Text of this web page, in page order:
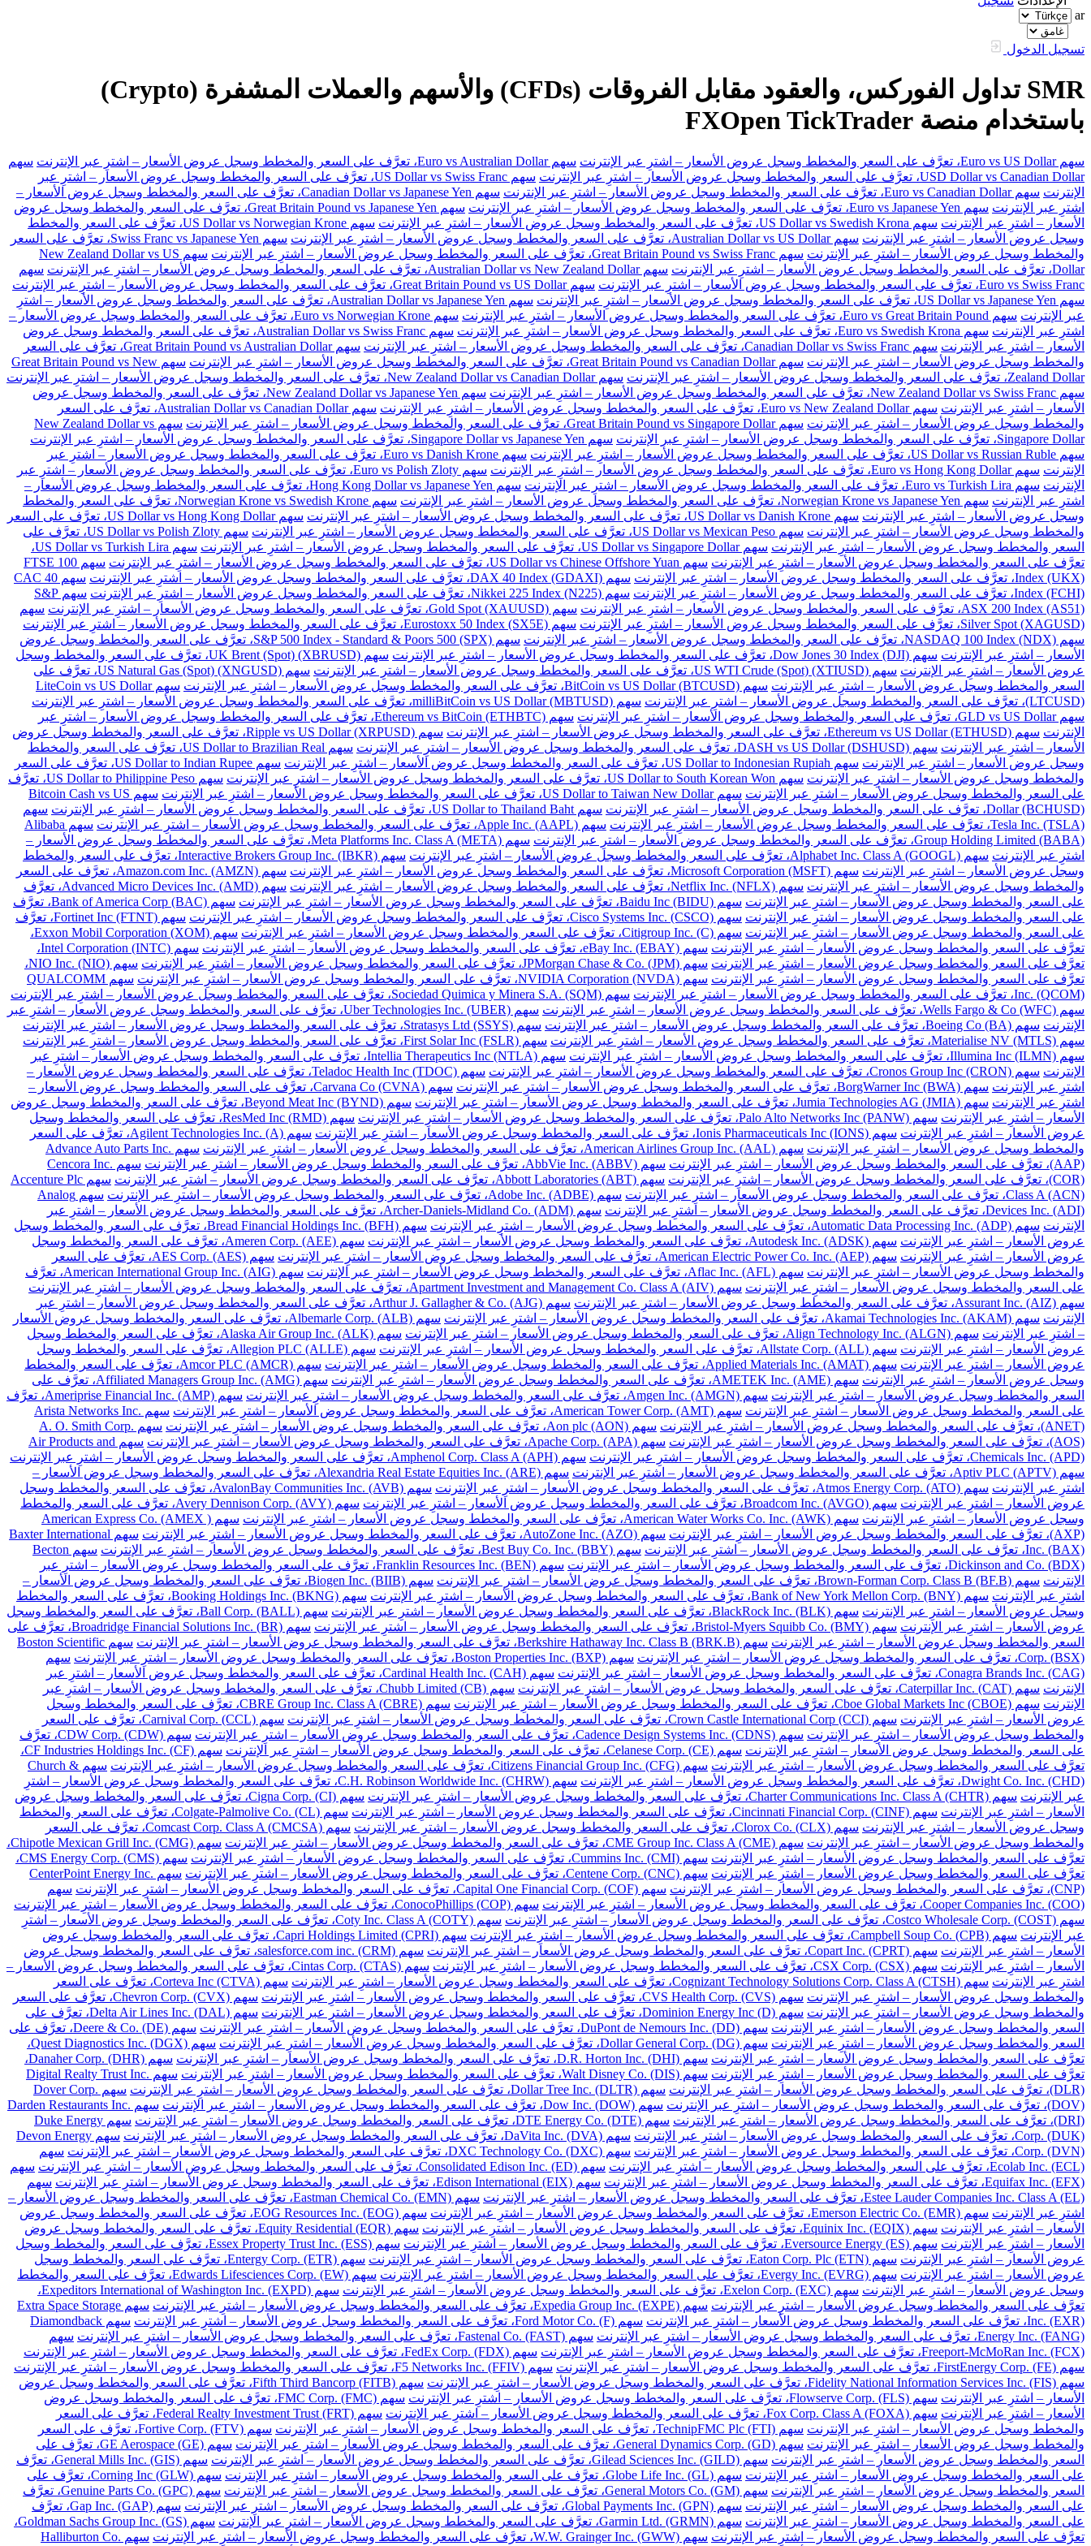
ar
تسجيل الدخول
SMR تداول الفوركس، والعقود مقابل الفروقات (CFDs) والأسهم والعملات المشفرة (Crypto)
باستخدام منصة FXOpen TickTrader
سهم Euro vs US Dollar، تعرَّف على السعر والمخطط وسجل عروض الأسعار – اشترِ عبر الإنترنت سهم Euro vs Australian Dollar، تعرَّف على السعر والمخطط وسجل عروض الأسعار – اشترِ عبر الإنترنت
سهم
USD Dollar vs Canadian Dollar، تعرَّف على السعر والمخطط وسجل عروض الأسعار – اشترِ عبر الإنترنت
سهم US Dollar vs Swiss Franc، تعرَّف على السعر والمخطط وسجل عروض الأسعار – اشترِ عبر
الإنترنت سهم Euro vs Canadian Dollar، تعرَّف على السعر والمخطط وسجل عروض الأسعار – اشترِ عبر الإنترنت
سهم Canadian Dollar vs Japanese Yen، تعرَّف على السعر والمخطط وسجل عروض الأسعار –
اشترِ عبر الإنترنت سهم Euro vs Japanese Yen، تعرَّف على السعر والمخطط وسجل عروض الأسعار – اشترِ عبر الإنترنت
سهم Great Britain Pound vs Japanese Yen، تعرَّف على السعر والمخطط وسجل عروض
الأسعار – اشترِ عبر الإنترنت سهم US Dollar vs Swedish Krona، تعرَّف على السعر والمخطط وسجل عروض الأسعار – اشترِ عبر الإنترنت
سهم US Dollar vs Norwegian Krone، تعرَّف على السعر والمخطط
وسجل عروض الأسعار – اشترِ عبر الإنترنت سهم Australian Dollar vs US Dollar، تعرَّف على السعر والمخطط وسجل عروض الأسعار – اشترِ عبر الإنترنت
سهم Swiss Franc vs Japanese Yen، تعرَّف على السعر
والمخطط وسجل عروض الأسعار – اشترِ عبر الإنترنت سهم Great Britain Pound vs Swiss Franc، تعرَّف على السعر والمخطط وسجل عروض الأسعار – اشترِ عبر الإنترنت
سهم New Zealand Dollar vs US
Dollar، تعرَّف على السعر والمخطط وسجل عروض الأسعار – اشترِ عبر الإنترنت
سهم Australian Dollar vs New Zealand Dollar، تعرَّف على السعر والمخطط وسجل عروض الأسعار – اشترِ عبر الإنترنت
سهم
Euro vs Swiss Franc، تعرَّف على السعر والمخطط وسجل عروض الأسعار – اشترِ عبر الإنترنت
سهم Great Britain Pound vs US Dollar، تعرَّف على السعر والمخطط وسجل عروض الأسعار – اشترِ عبر الإنترنت
سهم US Dollar vs Japanese Yen، تعرَّف على السعر والمخطط وسجل عروض الأسعار – اشترِ عبر الإنترنت
سهم Australian Dollar vs Japanese Yen، تعرَّف على السعر والمخطط وسجل عروض الأسعار – اشترِ
عبر الإنترنت سهم Euro vs Great Britain Pound، تعرَّف على السعر والمخطط وسجل عروض الأسعار – اشترِ عبر الإنترنت
سهم Euro vs Norwegian Krone، تعرَّف على السعر والمخطط وسجل عروض الأسعار –
اشترِ عبر الإنترنت سهم Euro vs Swedish Krona، تعرَّف على السعر والمخطط وسجل عروض الأسعار – اشترِ عبر الإنترنت
سهم Australian Dollar vs Swiss Franc، تعرَّف على السعر والمخطط وسجل عروض
الأسعار – اشترِ عبر الإنترنت سهم Canadian Dollar vs Swiss Franc، تعرَّف على السعر والمخطط وسجل عروض الأسعار – اشترِ عبر الإنترنت
سهم Great Britain Pound vs Australian Dollar، تعرَّف على السعر
والمخطط وسجل عروض الأسعار – اشترِ عبر الإنترنت سهم Great Britain Pound vs Canadian Dollar، تعرَّف على السعر والمخطط وسجل عروض الأسعار – اشترِ عبر الإنترنت
سهم Great Britain Pound vs New
Zealand Dollar، تعرَّف على السعر والمخطط وسجل عروض الأسعار – اشترِ عبر الإنترنت
سهم New Zealand Dollar vs Canadian Dollar، تعرَّف على السعر والمخطط وسجل عروض الأسعار – اشترِ عبر الإنترنت
سهم New Zealand Dollar vs Swiss Franc، تعرَّف على السعر والمخطط وسجل عروض الأسعار – اشترِ عبر الإنترنت
سهم New Zealand Dollar vs Japanese Yen، تعرَّف على السعر والمخطط وسجل عروض
الأسعار – اشترِ عبر الإنترنت سهم Euro vs New Zealand Dollar، تعرَّف على السعر والمخطط وسجل عروض الأسعار – اشترِ عبر الإنترنت
سهم Australian Dollar vs Canadian Dollar، تعرَّف على السعر
والمخطط وسجل عروض الأسعار – اشترِ عبر الإنترنت سهم Great Britain Pound vs Singapore Dollar، تعرَّف على السعر والمخطط وسجل عروض الأسعار – اشترِ عبر الإنترنت
سهم New Zealand Dollar vs
Singapore Dollar، تعرَّف على السعر والمخطط وسجل عروض الأسعار – اشترِ عبر الإنترنت
سهم Singapore Dollar vs Japanese Yen، تعرَّف على السعر والمخطط وسجل عروض الأسعار – اشترِ عبر الإنترنت
سهم US Dollar vs Russian Ruble، تعرَّف على السعر والمخطط وسجل عروض الأسعار – اشترِ عبر الإنترنت
سهم Euro vs Danish Krone، تعرَّف على السعر والمخطط وسجل عروض الأسعار – اشترِ عبر
الإنترنت سهم Euro vs Hong Kong Dollar، تعرَّف على السعر والمخطط وسجل عروض الأسعار – اشترِ عبر الإنترنت
سهم Euro vs Polish Zloty، تعرَّف على السعر والمخطط وسجل عروض الأسعار – اشترِ عبر
الإنترنت سهم Euro vs Turkish Lira، تعرَّف على السعر والمخطط وسجل عروض الأسعار – اشترِ عبر الإنترنت
سهم Hong Kong Dollar vs Japanese Yen، تعرَّف على السعر والمخطط وسجل عروض الأسعار –
اشترِ عبر الإنترنت سهم Norwegian Krone vs Japanese Yen، تعرَّف على السعر والمخطط وسجل عروض الأسعار – اشترِ عبر الإنترنت
سهم Norwegian Krone vs Swedish Krone، تعرَّف على السعر والمخطط
وسجل عروض الأسعار – اشترِ عبر الإنترنت سهم US Dollar vs Danish Krone، تعرَّف على السعر والمخطط وسجل عروض الأسعار – اشترِ عبر الإنترنت
سهم US Dollar vs Hong Kong Dollar، تعرَّف على السعر
والمخطط وسجل عروض الأسعار – اشترِ عبر الإنترنت سهم US Dollar vs Mexican Peso، تعرَّف على السعر والمخطط وسجل عروض الأسعار – اشترِ عبر الإنترنت
سهم US Dollar vs Polish Zloty، تعرَّف على
السعر والمخطط وسجل عروض الأسعار – اشترِ عبر الإنترنت سهم US Dollar vs Singapore Dollar، تعرَّف على السعر والمخطط وسجل عروض الأسعار – اشترِ عبر الإنترنت
سهم US Dollar vs Turkish Lira،
تعرَّف على السعر والمخطط وسجل عروض الأسعار – اشترِ عبر الإنترنت سهم US Dollar vs Chinese Offshore Yuan، تعرَّف على السعر والمخطط وسجل عروض الأسعار – اشترِ عبر الإنترنت
سهم FTSE 100
Index (UKX)، تعرَّف على السعر والمخطط وسجل عروض الأسعار – اشترِ عبر الإنترنت
سهم DAX 40 Index (GDAXI)، تعرَّف على السعر والمخطط وسجل عروض الأسعار – اشترِ عبر الإنترنت
سهم CAC 40
Index (FCHI)، تعرَّف على السعر والمخطط وسجل عروض الأسعار – اشترِ عبر الإنترنت
سهم Nikkei 225 Index (N225)، تعرَّف على السعر والمخطط وسجل عروض الأسعار – اشترِ عبر الإنترنت
سهم S&P
ASX 200 Index (AS51)، تعرَّف على السعر والمخطط وسجل عروض الأسعار – اشترِ عبر الإنترنت
سهم Gold Spot (XAUUSD)، تعرَّف على السعر والمخطط وسجل عروض الأسعار – اشترِ عبر الإنترنت
سهم
Silver Spot (XAGUSD)، تعرَّف على السعر والمخطط وسجل عروض الأسعار – اشترِ عبر الإنترنت
سهم Eurostoxx 50 Index (SX5E)، تعرَّف على السعر والمخطط وسجل عروض الأسعار – اشترِ عبر الإنترنت
سهم NASDAQ 100 Index (NDX)، تعرَّف على السعر والمخطط وسجل عروض الأسعار – اشترِ عبر الإنترنت
سهم S&P 500 Index - Standard & Poors 500 (SPX)، تعرَّف على السعر والمخطط وسجل عروض
الأسعار – اشترِ عبر الإنترنت سهم Dow Jones 30 Index (DJI)، تعرَّف على السعر والمخطط وسجل عروض الأسعار – اشترِ عبر الإنترنت
سهم UK Brent (Spot) (XBRUSD)، تعرَّف على السعر والمخطط وسجل
عروض الأسعار – اشترِ عبر الإنترنت سهم US WTI Crude (Spot) (XTIUSD)، تعرَّف على السعر والمخطط وسجل عروض الأسعار – اشترِ عبر الإنترنت
سهم US Natural Gas (Spot) (XNGUSD)، تعرَّف على
السعر والمخطط وسجل عروض الأسعار – اشترِ عبر الإنترنت سهم BitCoin vs US Dollar (BTCUSD)، تعرَّف على السعر والمخطط وسجل عروض الأسعار – اشترِ عبر الإنترنت
سهم LiteCoin vs US Dollar
(LTCUSD)، تعرَّف على السعر والمخطط وسجل عروض الأسعار – اشترِ عبر الإنترنت
سهم milliBitCoin vs US Dollar (MBTUSD)، تعرَّف على السعر والمخطط وسجل عروض الأسعار – اشترِ عبر الإنترنت
سهم GLD vs US Dollar، تعرَّف على السعر والمخطط وسجل عروض الأسعار – اشترِ عبر الإنترنت
سهم Ethereum vs BitCoin (ETHBTC)، تعرَّف على السعر والمخطط وسجل عروض الأسعار – اشترِ عبر
الإنترنت سهم Ethereum vs US Dollar (ETHUSD)، تعرَّف على السعر والمخطط وسجل عروض الأسعار – اشترِ عبر الإنترنت
سهم Ripple vs US Dollar (XRPUSD)، تعرَّف على السعر والمخطط وسجل عروض
الأسعار – اشترِ عبر الإنترنت سهم DASH vs US Dollar (DSHUSD)، تعرَّف على السعر والمخطط وسجل عروض الأسعار – اشترِ عبر الإنترنت
سهم US Dollar to Brazilian Real، تعرَّف على السعر والمخطط
وسجل عروض الأسعار – اشترِ عبر الإنترنت سهم US Dollar to Indonesian Rupiah، تعرَّف على السعر والمخطط وسجل عروض الأسعار – اشترِ عبر الإنترنت
سهم US Dollar to Indian Rupee، تعرَّف على السعر
والمخطط وسجل عروض الأسعار – اشترِ عبر الإنترنت سهم US Dollar to South Korean Won، تعرَّف على السعر والمخطط وسجل عروض الأسعار – اشترِ عبر الإنترنت
سهم US Dollar to Philippine Peso، تعرَّف
على السعر والمخطط وسجل عروض الأسعار – اشترِ عبر الإنترنت سهم US Dollar to Taiwan New Dollar، تعرَّف على السعر والمخطط وسجل عروض الأسعار – اشترِ عبر الإنترنت
سهم Bitcoin Cash vs US
Dollar (BCHUSD)، تعرَّف على السعر والمخطط وسجل عروض الأسعار – اشترِ عبر الإنترنت
سهم US Dollar to Thailand Baht، تعرَّف على السعر والمخطط وسجل عروض الأسعار – اشترِ عبر الإنترنت
سهم
Tesla Inc. (TSLA)، تعرَّف على السعر والمخطط وسجل عروض الأسعار – اشترِ عبر الإنترنت
سهم Apple Inc. (AAPL)، تعرَّف على السعر والمخطط وسجل عروض الأسعار – اشترِ عبر الإنترنت
سهم Alibaba
Group Holding Limited (BABA)، تعرَّف على السعر والمخطط وسجل عروض الأسعار – اشترِ عبر الإنترنت
سهم Meta Platforms Inc. Class A (META)، تعرَّف على السعر والمخطط وسجل عروض الأسعار –
اشترِ عبر الإنترنت سهم Alphabet Inc. Class A (GOOGL)، تعرَّف على السعر والمخطط وسجل عروض الأسعار – اشترِ عبر الإنترنت
سهم Interactive Brokers Group Inc. (IBKR)، تعرَّف على السعر والمخطط
وسجل عروض الأسعار – اشترِ عبر الإنترنت سهم Microsoft Corporation (MSFT)، تعرَّف على السعر والمخطط وسجل عروض الأسعار – اشترِ عبر الإنترنت
سهم Amazon.com Inc. (AMZN)، تعرَّف على السعر
والمخطط وسجل عروض الأسعار – اشترِ عبر الإنترنت سهم Netflix Inc. (NFLX)، تعرَّف على السعر والمخطط وسجل عروض الأسعار – اشترِ عبر الإنترنت
سهم Advanced Micro Devices Inc. (AMD)، تعرَّف
على السعر والمخطط وسجل عروض الأسعار – اشترِ عبر الإنترنت سهم Baidu Inc (BIDU)، تعرَّف على السعر والمخطط وسجل عروض الأسعار – اشترِ عبر الإنترنت
سهم Bank of America Corp (BAC)، تعرَّف
على السعر والمخطط وسجل عروض الأسعار – اشترِ عبر الإنترنت سهم Cisco Systems Inc. (CSCO)، تعرَّف على السعر والمخطط وسجل عروض الأسعار – اشترِ عبر الإنترنت
سهم Fortinet Inc (FTNT)، تعرَّف
على السعر والمخطط وسجل عروض الأسعار – اشترِ عبر الإنترنت سهم Citigroup Inc. (C)، تعرَّف على السعر والمخطط وسجل عروض الأسعار – اشترِ عبر الإنترنت
سهم Exxon Mobil Corporation (XOM)،
تعرَّف على السعر والمخطط وسجل عروض الأسعار – اشترِ عبر الإنترنت سهم eBay Inc. (EBAY)، تعرَّف على السعر والمخطط وسجل عروض الأسعار – اشترِ عبر الإنترنت
سهم Intel Corporation (INTC)،
تعرَّف على السعر والمخطط وسجل عروض الأسعار – اشترِ عبر الإنترنت سهم JPMorgan Chase & Co. (JPM)، تعرَّف على السعر والمخطط وسجل عروض الأسعار – اشترِ عبر الإنترنت
سهم NIO Inc. (NIO)،
تعرَّف على السعر والمخطط وسجل عروض الأسعار – اشترِ عبر الإنترنت سهم NVIDIA Corporation (NVDA)، تعرَّف على السعر والمخطط وسجل عروض الأسعار – اشترِ عبر الإنترنت
سهم QUALCOMM
Inc. (QCOM)، تعرَّف على السعر والمخطط وسجل عروض الأسعار – اشترِ عبر الإنترنت
سهم Sociedad Quimica y Minera S.A. (SQM)، تعرَّف على السعر والمخطط وسجل عروض الأسعار – اشترِ عبر الإنترنت
سهم Wells Fargo & Co (WFC)، تعرَّف على السعر والمخطط وسجل عروض الأسعار – اشترِ عبر الإنترنت
سهم Uber Technologies Inc. (UBER)، تعرَّف على السعر والمخطط وسجل عروض الأسعار – اشترِ عبر
الإنترنت سهم Boeing Co (BA)، تعرَّف على السعر والمخطط وسجل عروض الأسعار – اشترِ عبر الإنترنت
سهم Stratasys Ltd (SSYS)، تعرَّف على السعر والمخطط وسجل عروض الأسعار – اشترِ عبر الإنترنت
سهم Materialise NV (MTLS)، تعرَّف على السعر والمخطط وسجل عروض الأسعار – اشترِ عبر الإنترنت
سهم First Solar Inc (FSLR)، تعرَّف على السعر والمخطط وسجل عروض الأسعار – اشترِ عبر الإنترنت
سهم Illumina Inc (ILMN)، تعرَّف على السعر والمخطط وسجل عروض الأسعار – اشترِ عبر الإنترنت
سهم Intellia Therapeutics Inc (NTLA)، تعرَّف على السعر والمخطط وسجل عروض الأسعار – اشترِ عبر
الإنترنت سهم Cronos Group Inc (CRON)، تعرَّف على السعر والمخطط وسجل عروض الأسعار – اشترِ عبر الإنترنت
سهم Teladoc Health Inc (TDOC)، تعرَّف على السعر والمخطط وسجل عروض الأسعار –
اشترِ عبر الإنترنت سهم BorgWarner Inc (BWA)، تعرَّف على السعر والمخطط وسجل عروض الأسعار – اشترِ عبر الإنترنت
سهم Carvana Co (CVNA)، تعرَّف على السعر والمخطط وسجل عروض الأسعار –
اشترِ عبر الإنترنت سهم Jumia Technologies AG (JMIA)، تعرَّف على السعر والمخطط وسجل عروض الأسعار – اشترِ عبر الإنترنت
سهم Beyond Meat Inc (BYND)، تعرَّف على السعر والمخطط وسجل عروض
الأسعار – اشترِ عبر الإنترنت سهم Palo Alto Networks Inc (PANW)، تعرَّف على السعر والمخطط وسجل عروض الأسعار – اشترِ عبر الإنترنت
سهم ResMed Inc (RMD)، تعرَّف على السعر والمخطط وسجل
عروض الأسعار – اشترِ عبر الإنترنت سهم Ionis Pharmaceuticals Inc (IONS)، تعرَّف على السعر والمخطط وسجل عروض الأسعار – اشترِ عبر الإنترنت
سهم Agilent Technologies Inc. (A)، تعرَّف على السعر
والمخطط وسجل عروض الأسعار – اشترِ عبر الإنترنت سهم American Airlines Group Inc. (AAL)، تعرَّف على السعر والمخطط وسجل عروض الأسعار – اشترِ عبر الإنترنت
سهم Advance Auto Parts Inc.
(AAP)، تعرَّف على السعر والمخطط وسجل عروض الأسعار – اشترِ عبر الإنترنت
سهم AbbVie Inc. (ABBV)، تعرَّف على السعر والمخطط وسجل عروض الأسعار – اشترِ عبر الإنترنت
سهم Cencora Inc.
(COR)، تعرَّف على السعر والمخطط وسجل عروض الأسعار – اشترِ عبر الإنترنت
سهم Abbott Laboratories (ABT)، تعرَّف على السعر والمخطط وسجل عروض الأسعار – اشترِ عبر الإنترنت
سهم Accenture Plc
Class A (ACN)، تعرَّف على السعر والمخطط وسجل عروض الأسعار – اشترِ عبر الإنترنت
سهم Adobe Inc. (ADBE)، تعرَّف على السعر والمخطط وسجل عروض الأسعار – اشترِ عبر الإنترنت
سهم Analog
Devices Inc. (ADI)، تعرَّف على السعر والمخطط وسجل عروض الأسعار – اشترِ عبر الإنترنت
سهم Archer-Daniels-Midland Co. (ADM)، تعرَّف على السعر والمخطط وسجل عروض الأسعار – اشترِ عبر
الإنترنت سهم Automatic Data Processing Inc. (ADP)، تعرَّف على السعر والمخطط وسجل عروض الأسعار – اشترِ عبر الإنترنت
سهم Bread Financial Holdings Inc. (BFH)، تعرَّف على السعر والمخطط وسجل
عروض الأسعار – اشترِ عبر الإنترنت سهم Autodesk Inc. (ADSK)، تعرَّف على السعر والمخطط وسجل عروض الأسعار – اشترِ عبر الإنترنت
سهم Ameren Corp. (AEE)، تعرَّف على السعر والمخطط وسجل
عروض الأسعار – اشترِ عبر الإنترنت سهم American Electric Power Co. Inc. (AEP)، تعرَّف على السعر والمخطط وسجل عروض الأسعار – اشترِ عبر الإنترنت
سهم AES Corp. (AES)، تعرَّف على السعر
والمخطط وسجل عروض الأسعار – اشترِ عبر الإنترنت سهم Aflac Inc. (AFL)، تعرَّف على السعر والمخطط وسجل عروض الأسعار – اشترِ عبر الإنترنت
سهم American International Group Inc. (AIG)، تعرَّف
على السعر والمخطط وسجل عروض الأسعار – اشترِ عبر الإنترنت سهم Apartment Investment and Management Co. Class A (AIV)، تعرَّف على السعر والمخطط وسجل عروض الأسعار – اشترِ عبر الإنترنت
سهم Assurant Inc. (AIZ)، تعرَّف على السعر والمخطط وسجل عروض الأسعار – اشترِ عبر الإنترنت
سهم Arthur J. Gallagher & Co. (AJG)، تعرَّف على السعر والمخطط وسجل عروض الأسعار – اشترِ عبر
الإنترنت سهم Akamai Technologies Inc. (AKAM)، تعرَّف على السعر والمخطط وسجل عروض الأسعار – اشترِ عبر الإنترنت
سهم Albemarle Corp. (ALB)، تعرَّف على السعر والمخطط وسجل عروض الأسعار
– اشترِ عبر الإنترنت سهم Align Technology Inc. (ALGN)، تعرَّف على السعر والمخطط وسجل عروض الأسعار – اشترِ عبر الإنترنت
سهم Alaska Air Group Inc. (ALK)، تعرَّف على السعر والمخطط وسجل
عروض الأسعار – اشترِ عبر الإنترنت سهم Allstate Corp. (ALL)، تعرَّف على السعر والمخطط وسجل عروض الأسعار – اشترِ عبر الإنترنت
سهم Allegion PLC (ALLE)، تعرَّف على السعر والمخطط وسجل
عروض الأسعار – اشترِ عبر الإنترنت سهم Applied Materials Inc. (AMAT)، تعرَّف على السعر والمخطط وسجل عروض الأسعار – اشترِ عبر الإنترنت
سهم Amcor PLC (AMCR)، تعرَّف على السعر والمخطط
وسجل عروض الأسعار – اشترِ عبر الإنترنت سهم AMETEK Inc. (AME)، تعرَّف على السعر والمخطط وسجل عروض الأسعار – اشترِ عبر الإنترنت
سهم Affiliated Managers Group Inc. (AMG)، تعرَّف على
السعر والمخطط وسجل عروض الأسعار – اشترِ عبر الإنترنت سهم Amgen Inc. (AMGN)، تعرَّف على السعر والمخطط وسجل عروض الأسعار – اشترِ عبر الإنترنت
سهم Ameriprise Financial Inc. (AMP)، تعرَّف
على السعر والمخطط وسجل عروض الأسعار – اشترِ عبر الإنترنت سهم American Tower Corp. (AMT)، تعرَّف على السعر والمخطط وسجل عروض الأسعار – اشترِ عبر الإنترنت
سهم Arista Networks Inc.
(ANET)، تعرَّف على السعر والمخطط وسجل عروض الأسعار – اشترِ عبر الإنترنت
سهم Aon plc (AON)، تعرَّف على السعر والمخطط وسجل عروض الأسعار – اشترِ عبر الإنترنت
سهم A. O. Smith Corp.
(AOS)، تعرَّف على السعر والمخطط وسجل عروض الأسعار – اشترِ عبر الإنترنت
سهم Apache Corp. (APA)، تعرَّف على السعر والمخطط وسجل عروض الأسعار – اشترِ عبر الإنترنت
سهم Air Products and
Chemicals Inc. (APD)، تعرَّف على السعر والمخطط وسجل عروض الأسعار – اشترِ عبر الإنترنت
سهم Amphenol Corp. Class A (APH)، تعرَّف على السعر والمخطط وسجل عروض الأسعار – اشترِ عبر الإنترنت
سهم Aptiv PLC (APTV)، تعرَّف على السعر والمخطط وسجل عروض الأسعار – اشترِ عبر الإنترنت
سهم Alexandria Real Estate Equities Inc. (ARE)، تعرَّف على السعر والمخطط وسجل عروض الأسعار –
اشترِ عبر الإنترنت سهم Atmos Energy Corp. (ATO)، تعرَّف على السعر والمخطط وسجل عروض الأسعار – اشترِ عبر الإنترنت
سهم AvalonBay Communities Inc. (AVB)، تعرَّف على السعر والمخطط وسجل
عروض الأسعار – اشترِ عبر الإنترنت سهم Broadcom Inc. (AVGO)، تعرَّف على السعر والمخطط وسجل عروض الأسعار – اشترِ عبر الإنترنت
سهم Avery Dennison Corp. (AVY)، تعرَّف على السعر والمخطط
وسجل عروض الأسعار – اشترِ عبر الإنترنت سهم American Water Works Co. Inc. (AWK)، تعرَّف على السعر والمخطط وسجل عروض الأسعار – اشترِ عبر الإنترنت
سهم American Express Co. (AMEX )
(AXP)، تعرَّف على السعر والمخطط وسجل عروض الأسعار – اشترِ عبر الإنترنت
سهم AutoZone Inc. (AZO)، تعرَّف على السعر والمخطط وسجل عروض الأسعار – اشترِ عبر الإنترنت
سهم Baxter International
Inc. (BAX)، تعرَّف على السعر والمخطط وسجل عروض الأسعار – اشترِ عبر الإنترنت
سهم Best Buy Co. Inc. (BBY)، تعرَّف على السعر والمخطط وسجل عروض الأسعار – اشترِ عبر الإنترنت
سهم Becton
Dickinson and Co. (BDX)، تعرَّف على السعر والمخطط وسجل عروض الأسعار – اشترِ عبر الإنترنت
سهم Franklin Resources Inc. (BEN)، تعرَّف على السعر والمخطط وسجل عروض الأسعار – اشترِ عبر
الإنترنت سهم Brown-Forman Corp. Class B (BF.B)، تعرَّف على السعر والمخطط وسجل عروض الأسعار – اشترِ عبر الإنترنت
سهم Biogen Inc. (BIIB)، تعرَّف على السعر والمخطط وسجل عروض الأسعار –
اشترِ عبر الإنترنت سهم Bank of New York Mellon Corp. (BNY)، تعرَّف على السعر والمخطط وسجل عروض الأسعار – اشترِ عبر الإنترنت
سهم Booking Holdings Inc. (BKNG)، تعرَّف على السعر والمخطط
وسجل عروض الأسعار – اشترِ عبر الإنترنت سهم BlackRock Inc. (BLK)، تعرَّف على السعر والمخطط وسجل عروض الأسعار – اشترِ عبر الإنترنت
سهم Ball Corp. (BALL)، تعرَّف على السعر والمخطط وسجل
عروض الأسعار – اشترِ عبر الإنترنت سهم Bristol-Myers Squibb Co. (BMY)، تعرَّف على السعر والمخطط وسجل عروض الأسعار – اشترِ عبر الإنترنت
سهم Broadridge Financial Solutions Inc. (BR)، تعرَّف على
السعر والمخطط وسجل عروض الأسعار – اشترِ عبر الإنترنت سهم Berkshire Hathaway Inc. Class B (BRK.B)، تعرَّف على السعر والمخطط وسجل عروض الأسعار – اشترِ عبر الإنترنت
سهم Boston Scientific
Corp. (BSX)، تعرَّف على السعر والمخطط وسجل عروض الأسعار – اشترِ عبر الإنترنت
سهم Boston Properties Inc. (BXP)، تعرَّف على السعر والمخطط وسجل عروض الأسعار – اشترِ عبر الإنترنت
سهم
Conagra Brands Inc. (CAG)، تعرَّف على السعر والمخطط وسجل عروض الأسعار – اشترِ عبر الإنترنت
سهم Cardinal Health Inc. (CAH)، تعرَّف على السعر والمخطط وسجل عروض الأسعار – اشترِ عبر
الإنترنت سهم Caterpillar Inc. (CAT)، تعرَّف على السعر والمخطط وسجل عروض الأسعار – اشترِ عبر الإنترنت
سهم Chubb Limited (CB)، تعرَّف على السعر والمخطط وسجل عروض الأسعار – اشترِ عبر
الإنترنت سهم Cboe Global Markets Inc (CBOE)، تعرَّف على السعر والمخطط وسجل عروض الأسعار – اشترِ عبر الإنترنت
سهم CBRE Group Inc. Class A (CBRE)، تعرَّف على السعر والمخطط وسجل
عروض الأسعار – اشترِ عبر الإنترنت سهم Crown Castle International Corp (CCI)، تعرَّف على السعر والمخطط وسجل عروض الأسعار – اشترِ عبر الإنترنت
سهم Carnival Corp. (CCL)، تعرَّف على السعر
والمخطط وسجل عروض الأسعار – اشترِ عبر الإنترنت سهم Cadence Design Systems Inc. (CDNS)، تعرَّف على السعر والمخطط وسجل عروض الأسعار – اشترِ عبر الإنترنت
سهم CDW Corp. (CDW)، تعرَّف
على السعر والمخطط وسجل عروض الأسعار – اشترِ عبر الإنترنت سهم Celanese Corp. (CE)، تعرَّف على السعر والمخطط وسجل عروض الأسعار – اشترِ عبر الإنترنت
سهم CF Industries Holdings Inc. (CF)،
تعرَّف على السعر والمخطط وسجل عروض الأسعار – اشترِ عبر الإنترنت سهم Citizens Financial Group Inc. (CFG)، تعرَّف على السعر والمخطط وسجل عروض الأسعار – اشترِ عبر الإنترنت
سهم Church &
Dwight Co. Inc. (CHD)، تعرَّف على السعر والمخطط وسجل عروض الأسعار – اشترِ عبر الإنترنت
سهم C.H. Robinson Worldwide Inc. (CHRW)، تعرَّف على السعر والمخطط وسجل عروض الأسعار – اشترِ
عبر الإنترنت سهم Charter Communications Inc. Class A (CHTR)، تعرَّف على السعر والمخطط وسجل عروض الأسعار – اشترِ عبر الإنترنت
سهم Cigna Corp. (CI)، تعرَّف على السعر والمخطط وسجل عروض
الأسعار – اشترِ عبر الإنترنت سهم Cincinnati Financial Corp. (CINF)، تعرَّف على السعر والمخطط وسجل عروض الأسعار – اشترِ عبر الإنترنت
سهم Colgate-Palmolive Co. (CL)، تعرَّف على السعر والمخطط
وسجل عروض الأسعار – اشترِ عبر الإنترنت سهم Clorox Co. (CLX)، تعرَّف على السعر والمخطط وسجل عروض الأسعار – اشترِ عبر الإنترنت
سهم Comcast Corp. Class A (CMCSA)، تعرَّف على السعر
والمخطط وسجل عروض الأسعار – اشترِ عبر الإنترنت سهم CME Group Inc. Class A (CME)، تعرَّف على السعر والمخطط وسجل عروض الأسعار – اشترِ عبر الإنترنت
سهم Chipotle Mexican Grill Inc. (CMG)،
تعرَّف على السعر والمخطط وسجل عروض الأسعار – اشترِ عبر الإنترنت سهم Cummins Inc. (CMI)، تعرَّف على السعر والمخطط وسجل عروض الأسعار – اشترِ عبر الإنترنت
سهم CMS Energy Corp. (CMS)،
تعرَّف على السعر والمخطط وسجل عروض الأسعار – اشترِ عبر الإنترنت سهم Centene Corp. (CNC)، تعرَّف على السعر والمخطط وسجل عروض الأسعار – اشترِ عبر الإنترنت
سهم CenterPoint Energy Inc.
(CNP)، تعرَّف على السعر والمخطط وسجل عروض الأسعار – اشترِ عبر الإنترنت
سهم Capital One Financial Corp. (COF)، تعرَّف على السعر والمخطط وسجل عروض الأسعار – اشترِ عبر الإنترنت
سهم
Cooper Companies Inc. (COO)، تعرَّف على السعر والمخطط وسجل عروض الأسعار – اشترِ عبر الإنترنت
سهم ConocoPhillips (COP)، تعرَّف على السعر والمخطط وسجل عروض الأسعار – اشترِ عبر الإنترنت
سهم Costco Wholesale Corp. (COST)، تعرَّف على السعر والمخطط وسجل عروض الأسعار – اشترِ عبر الإنترنت
سهم Coty Inc. Class A (COTY)، تعرَّف على السعر والمخطط وسجل عروض الأسعار – اشترِ
عبر الإنترنت سهم Campbell Soup Co. (CPB)، تعرَّف على السعر والمخطط وسجل عروض الأسعار – اشترِ عبر الإنترنت
سهم Capri Holdings Limited (CPRI)، تعرَّف على السعر والمخطط وسجل عروض
الأسعار – اشترِ عبر الإنترنت سهم Copart Inc. (CPRT)، تعرَّف على السعر والمخطط وسجل عروض الأسعار – اشترِ عبر الإنترنت
سهم salesforce.com inc. (CRM)، تعرَّف على السعر والمخطط وسجل عروض
الأسعار – اشترِ عبر الإنترنت سهم CSX Corp. (CSX)، تعرَّف على السعر والمخطط وسجل عروض الأسعار – اشترِ عبر الإنترنت
سهم Cintas Corp. (CTAS)، تعرَّف على السعر والمخطط وسجل عروض الأسعار –
اشترِ عبر الإنترنت سهم Cognizant Technology Solutions Corp. Class A (CTSH)، تعرَّف على السعر والمخطط وسجل عروض الأسعار – اشترِ عبر الإنترنت
سهم Corteva Inc (CTVA)، تعرَّف على السعر
والمخطط وسجل عروض الأسعار – اشترِ عبر الإنترنت سهم CVS Health Corp. (CVS)، تعرَّف على السعر والمخطط وسجل عروض الأسعار – اشترِ عبر الإنترنت
سهم Chevron Corp. (CVX)، تعرَّف على السعر
والمخطط وسجل عروض الأسعار – اشترِ عبر الإنترنت سهم Dominion Energy Inc (D)، تعرَّف على السعر والمخطط وسجل عروض الأسعار – اشترِ عبر الإنترنت
سهم Delta Air Lines Inc. (DAL)، تعرَّف على
السعر والمخطط وسجل عروض الأسعار – اشترِ عبر الإنترنت سهم DuPont de Nemours Inc. (DD)، تعرَّف على السعر والمخطط وسجل عروض الأسعار – اشترِ عبر الإنترنت
سهم Deere & Co. (DE)، تعرَّف على
السعر والمخطط وسجل عروض الأسعار – اشترِ عبر الإنترنت سهم Dollar General Corp. (DG)، تعرَّف على السعر والمخطط وسجل عروض الأسعار – اشترِ عبر الإنترنت
سهم Quest Diagnostics Inc. (DGX)،
تعرَّف على السعر والمخطط وسجل عروض الأسعار – اشترِ عبر الإنترنت سهم D.R. Horton Inc. (DHI)، تعرَّف على السعر والمخطط وسجل عروض الأسعار – اشترِ عبر الإنترنت
سهم Danaher Corp. (DHR)،
تعرَّف على السعر والمخطط وسجل عروض الأسعار – اشترِ عبر الإنترنت سهم Walt Disney Co. (DIS)، تعرَّف على السعر والمخطط وسجل عروض الأسعار – اشترِ عبر الإنترنت
سهم Digital Realty Trust Inc.
(DLR)، تعرَّف على السعر والمخطط وسجل عروض الأسعار – اشترِ عبر الإنترنت
سهم Dollar Tree Inc. (DLTR)، تعرَّف على السعر والمخطط وسجل عروض الأسعار – اشترِ عبر الإنترنت
سهم Dover Corp.
(DOV)، تعرَّف على السعر والمخطط وسجل عروض الأسعار – اشترِ عبر الإنترنت
سهم Dow Inc. (DOW)، تعرَّف على السعر والمخطط وسجل عروض الأسعار – اشترِ عبر الإنترنت
سهم Darden Restaurants Inc.
(DRI)، تعرَّف على السعر والمخطط وسجل عروض الأسعار – اشترِ عبر الإنترنت
سهم DTE Energy Co. (DTE)، تعرَّف على السعر والمخطط وسجل عروض الأسعار – اشترِ عبر الإنترنت
سهم Duke Energy
Corp. (DUK)، تعرَّف على السعر والمخطط وسجل عروض الأسعار – اشترِ عبر الإنترنت
سهم DaVita Inc. (DVA)، تعرَّف على السعر والمخطط وسجل عروض الأسعار – اشترِ عبر الإنترنت
سهم Devon Energy
Corp. (DVN)، تعرَّف على السعر والمخطط وسجل عروض الأسعار – اشترِ عبر الإنترنت
سهم DXC Technology Co. (DXC)، تعرَّف على السعر والمخطط وسجل عروض الأسعار – اشترِ عبر الإنترنت
سهم
Ecolab Inc. (ECL)، تعرَّف على السعر والمخطط وسجل عروض الأسعار – اشترِ عبر الإنترنت
سهم Consolidated Edison Inc. (ED)، تعرَّف على السعر والمخطط وسجل عروض الأسعار – اشترِ عبر الإنترنت
سهم
Equifax Inc. (EFX)، تعرَّف على السعر والمخطط وسجل عروض الأسعار – اشترِ عبر الإنترنت
سهم Edison International (EIX)، تعرَّف على السعر والمخطط وسجل عروض الأسعار – اشترِ عبر الإنترنت
سهم
Estee Lauder Companies Inc. Class A (EL)، تعرَّف على السعر والمخطط وسجل عروض الأسعار – اشترِ عبر الإنترنت
سهم Eastman Chemical Co. (EMN)، تعرَّف على السعر والمخطط وسجل عروض الأسعار –
اشترِ عبر الإنترنت سهم Emerson Electric Co. (EMR)، تعرَّف على السعر والمخطط وسجل عروض الأسعار – اشترِ عبر الإنترنت
سهم EOG Resources Inc. (EOG)، تعرَّف على السعر والمخطط وسجل عروض
الأسعار – اشترِ عبر الإنترنت سهم Equinix Inc. (EQIX)، تعرَّف على السعر والمخطط وسجل عروض الأسعار – اشترِ عبر الإنترنت
سهم Equity Residential (EQR)، تعرَّف على السعر والمخطط وسجل عروض
الأسعار – اشترِ عبر الإنترنت سهم Eversource Energy (ES)، تعرَّف على السعر والمخطط وسجل عروض الأسعار – اشترِ عبر الإنترنت
سهم Essex Property Trust Inc. (ESS)، تعرَّف على السعر والمخطط وسجل
عروض الأسعار – اشترِ عبر الإنترنت سهم Eaton Corp. Plc (ETN)، تعرَّف على السعر والمخطط وسجل عروض الأسعار – اشترِ عبر الإنترنت
سهم Entergy Corp. (ETR)، تعرَّف على السعر والمخطط وسجل
عروض الأسعار – اشترِ عبر الإنترنت سهم Evergy Inc. (EVRG)، تعرَّف على السعر والمخطط وسجل عروض الأسعار – اشترِ عبر الإنترنت
سهم Edwards Lifesciences Corp. (EW)، تعرَّف على السعر والمخطط
وسجل عروض الأسعار – اشترِ عبر الإنترنت سهم Exelon Corp. (EXC)، تعرَّف على السعر والمخطط وسجل عروض الأسعار – اشترِ عبر الإنترنت
سهم Expeditors International of Washington Inc. (EXPD)،
تعرَّف على السعر والمخطط وسجل عروض الأسعار – اشترِ عبر الإنترنت سهم Expedia Group Inc. (EXPE)، تعرَّف على السعر والمخطط وسجل عروض الأسعار – اشترِ عبر الإنترنت
سهم Extra Space Storage
Inc. (EXR)، تعرَّف على السعر والمخطط وسجل عروض الأسعار – اشترِ عبر الإنترنت
سهم Ford Motor Co. (F)، تعرَّف على السعر والمخطط وسجل عروض الأسعار – اشترِ عبر الإنترنت
سهم Diamondback
Energy Inc. (FANG)، تعرَّف على السعر والمخطط وسجل عروض الأسعار – اشترِ عبر الإنترنت
سهم Fastenal Co. (FAST)، تعرَّف على السعر والمخطط وسجل عروض الأسعار – اشترِ عبر الإنترنت
سهم
Freeport-McMoRan Inc. (FCX)، تعرَّف على السعر والمخطط وسجل عروض الأسعار – اشترِ عبر الإنترنت
سهم FedEx Corp. (FDX)، تعرَّف على السعر والمخطط وسجل عروض الأسعار – اشترِ عبر الإنترنت
سهم FirstEnergy Corp. (FE)، تعرَّف على السعر والمخطط وسجل عروض الأسعار – اشترِ عبر الإنترنت
سهم F5 Networks Inc. (FFIV)، تعرَّف على السعر والمخطط وسجل عروض الأسعار – اشترِ عبر الإنترنت
سهم Fidelity National Information Services Inc. (FIS)، تعرَّف على السعر والمخطط وسجل عروض الأسعار – اشترِ عبر الإنترنت
سهم Fifth Third Bancorp (FITB)، تعرَّف على السعر والمخطط وسجل عروض
الأسعار – اشترِ عبر الإنترنت سهم Flowserve Corp. (FLS)، تعرَّف على السعر والمخطط وسجل عروض الأسعار – اشترِ عبر الإنترنت
سهم FMC Corp. (FMC)، تعرَّف على السعر والمخطط وسجل عروض
الأسعار – اشترِ عبر الإنترنت سهم Fox Corp. Class A (FOXA)، تعرَّف على السعر والمخطط وسجل عروض الأسعار – اشترِ عبر الإنترنت
سهم Federal Realty Investment Trust (FRT)، تعرَّف على السعر
والمخطط وسجل عروض الأسعار – اشترِ عبر الإنترنت سهم TechnipFMC Plc (FTI)، تعرَّف على السعر والمخطط وسجل عروض الأسعار – اشترِ عبر الإنترنت
سهم Fortive Corp. (FTV)، تعرَّف على السعر
والمخطط وسجل عروض الأسعار – اشترِ عبر الإنترنت سهم General Dynamics Corp. (GD)، تعرَّف على السعر والمخطط وسجل عروض الأسعار – اشترِ عبر الإنترنت
سهم GE Aerospace (GE)، تعرَّف على
السعر والمخطط وسجل عروض الأسعار – اشترِ عبر الإنترنت سهم Gilead Sciences Inc. (GILD)، تعرَّف على السعر والمخطط وسجل عروض الأسعار – اشترِ عبر الإنترنت
سهم General Mills Inc. (GIS)، تعرَّف
على السعر والمخطط وسجل عروض الأسعار – اشترِ عبر الإنترنت سهم Globe Life Inc. (GL)، تعرَّف على السعر والمخطط وسجل عروض الأسعار – اشترِ عبر الإنترنت
سهم Corning Inc (GLW)، تعرَّف على
السعر والمخطط وسجل عروض الأسعار – اشترِ عبر الإنترنت سهم General Motors Co. (GM)، تعرَّف على السعر والمخطط وسجل عروض الأسعار – اشترِ عبر الإنترنت
سهم Genuine Parts Co. (GPC)، تعرَّف
على السعر والمخطط وسجل عروض الأسعار – اشترِ عبر الإنترنت سهم Global Payments Inc. (GPN)، تعرَّف على السعر والمخطط وسجل عروض الأسعار – اشترِ عبر الإنترنت
سهم Gap Inc. (GAP)، تعرَّف
على السعر والمخطط وسجل عروض الأسعار – اشترِ عبر الإنترنت سهم Garmin Ltd. (GRMN)، تعرَّف على السعر والمخطط وسجل عروض الأسعار – اشترِ عبر الإنترنت
سهم Goldman Sachs Group Inc. (GS)،
تعرَّف على السعر والمخطط وسجل عروض الأسعار – اشترِ عبر الإنترنت سهم W.W. Grainger Inc. (GWW)، تعرَّف على السعر والمخطط وسجل عروض الأسعار – اشترِ عبر الإنترنت
سهم Halliburton Co.